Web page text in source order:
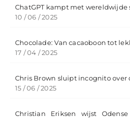
ChatGPT kampt met wereldwijde
10 / 06 / 2025
Chocolade: Van cacaoboon tot
17 / 04 / 2025
Chris Brown sluipt incognito over
15 / 06 / 2025
Christian Eriksen wijst